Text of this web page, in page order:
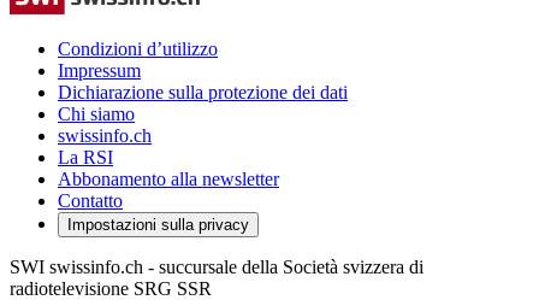
Condizioni d’utilizzo
Impressum
Dichiarazione sulla protezione dei dati
Chi siamo
swissinfo.ch
La RSI
Abbonamento alla newsletter
Contatto
Impostazioni sulla privacy
SWI swissinfo.ch - succursale della Società svizzera di
radiotelevisione SRG SSR